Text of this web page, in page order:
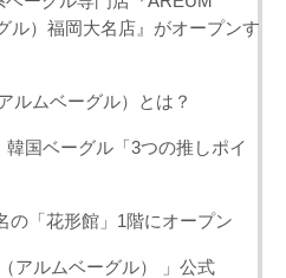
ル）福岡大名店』がオープンす
ルムベーグル）とは？
韓国ベーグル「3つの推しポイ
の「花形館」1階にオープン
アルムベーグル） 」公式